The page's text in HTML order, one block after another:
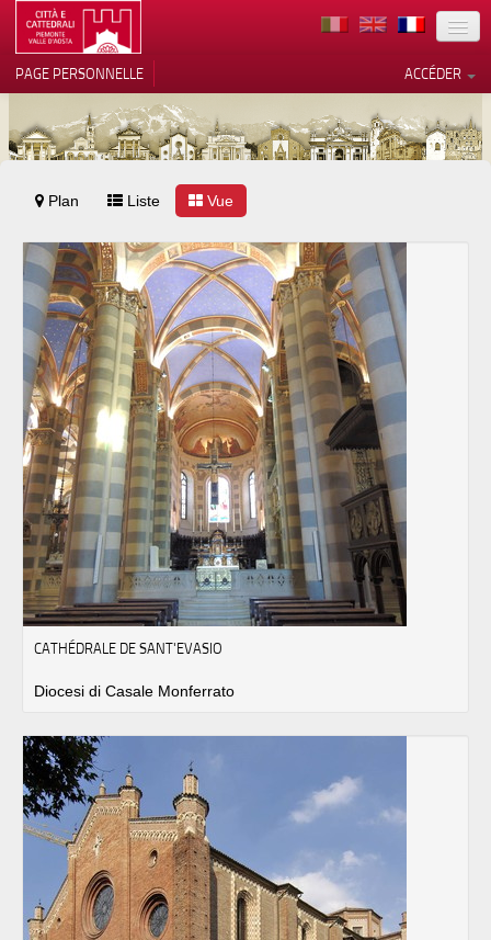
TERRITOIRE
ARCHITECTURE
MUSÉES
ITINÉRAIRES
EVÉNEMENTS
ACCUEIL
BÉNÉVOLES
CONTACTS
PRESS
ACCÉDER
PAGE PERSONNELLE
Plan Liste Vue
CATHÉDRALE DE SANT'EVASIO
Diocesi di Casale Monferrato
Notification lors de la collecte
Vos choix en matière de
confidentialité